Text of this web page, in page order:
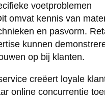
voetproblemen
omvat kennis van
en pasvorm.
kunnen
op bij klanten.
creëert loyale
online concurrentie